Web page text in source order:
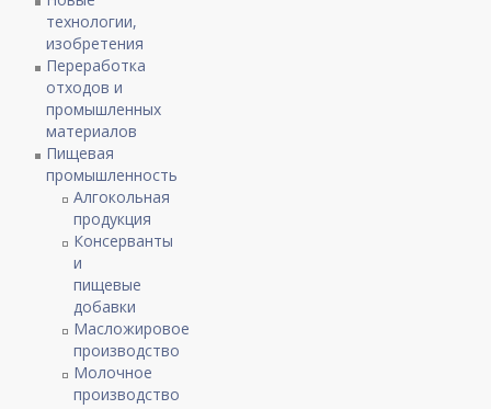
технологии,
изобретения
Переработка
отходов и
промышленных
материалов
Пищевая
промышленность
Алгокольная
продукция
Консерванты
и
пищевые
добавки
Масложировое
производство
Молочное
производство